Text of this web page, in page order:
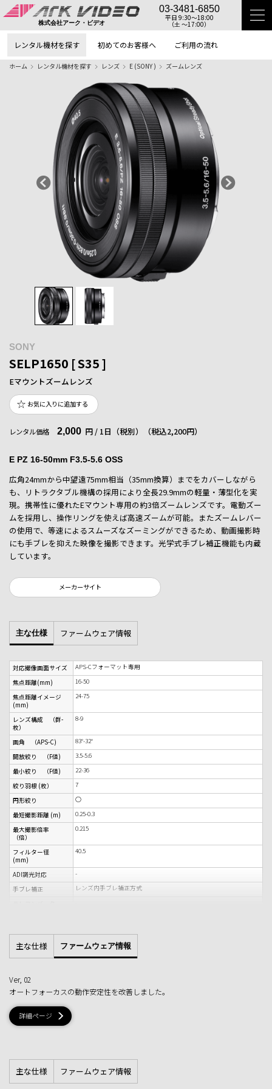
株式会社アーク・ビデオ
03-3481-6850
平日 9:30〜18:00
（土 〜17:00）
レンタル機材を探す 初めてのお客様へ ご利用の流れ
ホーム レンタル機材を探す レンズ E (SONY ) ズームレンズ
SONY
SELP1650 [ S35 ]
Eマウントズームレンズ
お気に入りに追加する
レンタル価格 2,000 円 / 1日（税別） （税込2,200円）
E PZ 16-50mm F3.5-5.6 OSS
広角24mmから中望遠75mm相当（35mm換算）までをカバーしながら
も、リトラクタブル機構の採用により全長29.9mmの軽量・薄型化を実
現。携帯性に優れたEマウント専用の約3倍ズームレンズです。電動ズー
ムを採用し、操作リングを使えば高速ズームが可能。またズームレバー
の使用で、等速によるスムーズなズーミングができるため、動画撮影時
にも手ブレを抑えた映像を撮影できます。光学式手ブレ補正機能も内蔵
しています。
メーカーサイト
主な仕様 ファームウェア情報
対応撮像画面サイズ
APS-Cフォーマット専用
焦点距離(mm)
16-50
焦点距離イメージ
(mm)
24-75
レンズ構成 （群-
枚）
8-9
画角 （APS-C)
83°-32°
開放絞り （F値)
3.5-5.6
最小絞り （F値)
22-36
絞り羽根 (枚）
7
円形絞り
○
最短撮影距離 (m)
0.25-0.3
最大撮影倍率
（倍）
0.215
フィルター径
(mm)
40.5
ADI調光対応
-
手ブレ補正
レンズ内手ブレ補正方式
(2.0x)
フードタイプ
無
質量
主な仕様 ファームウェア情報
Ver, 02
オートフォーカスの動作安定性を改善しました。
詳細ページ
主な仕様 ファームウェア情報